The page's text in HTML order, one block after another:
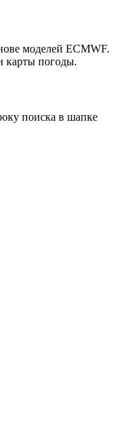
моделей ECMWF.
карты погоды.
поиска в шапке